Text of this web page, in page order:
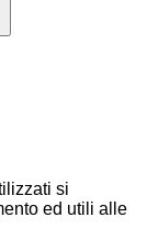
si
ed utili alle